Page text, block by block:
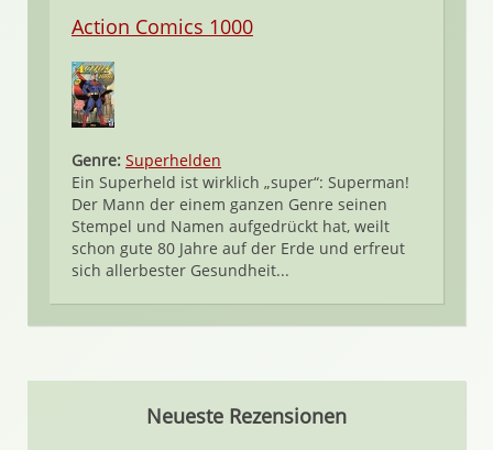
Action Comics 1000
Genre: Superhelden
Ein Superheld ist wirklich „super“: Superman!
Der Mann der einem ganzen Genre seinen
Stempel und Namen aufgedrückt hat, weilt
schon gute 80 Jahre auf der Erde und erfreut
sich allerbester Gesundheit...
Neueste Rezensionen